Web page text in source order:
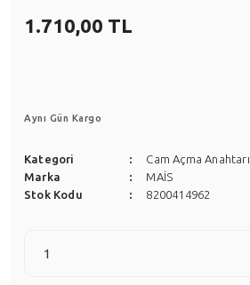
1.710,00 TL
Aynı Gün Kargo
Kategori
Cam Açma Anahtarı
Marka
MAİS
Stok Kodu
8200414962